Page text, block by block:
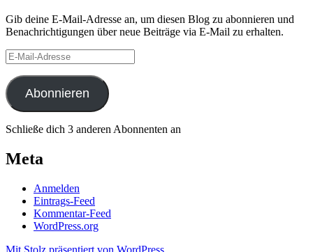
Gib deine E-Mail-Adresse an, um diesen Blog zu abonnieren und
Benachrichtigungen über neue Beiträge via E-Mail zu erhalten.
E-
Mail-
Adresse
Abonnieren
Schließe dich 3 anderen Abonnenten an
Meta
Anmelden
Eintrags-Feed
Kommentar-Feed
WordPress.org
Mit Stolz präsentiert von WordPress